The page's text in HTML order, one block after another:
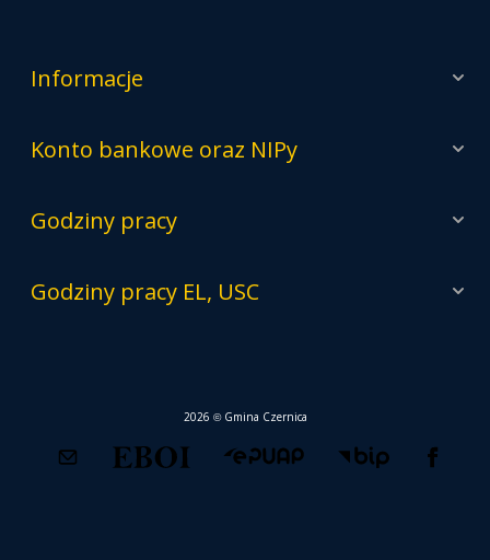
Informacje
Konto bankowe oraz NIPy
Godziny pracy
Godziny pracy EL, USC
2026 © Gmina Czernica